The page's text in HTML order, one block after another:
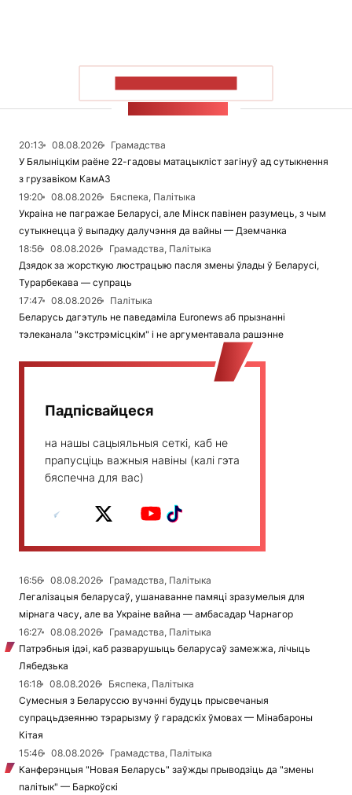
20:13 08.08.2026
Грамадства
У Бялыніцкім раёне 22-гадовы матацыкліст загінуў ад сутыкнення
з грузавіком КамАЗ
19:20
08.08.2026
Бяспека, Палітыка
Украіна не пагражае Беларусі, але Мінск павінен разумець, з чым
сутыкнецца ў выпадку далучэння да вайны — Дземчанка
18:56
08.08.2026
Грамадства, Палітыка
Дзядок за жорсткую люстрацыю пасля змены ўлады ў Беларусі,
Турарбекава — супраць
17:47
08.08.2026
Палітыка
Беларусь дагэтуль не паведаміла Euronews аб прызнанні
тэлеканала "экстрэмісцкім" і не аргументавала рашэнне
Падпісвайцеся
на нашы сацыяльныя сеткі, каб не
прапусціць важныя навіны (калі гэта
бяспечна для вас)
16:56 08.08.2026
Грамадства, Палітыка
Легалізацыя беларусаў, ушанаванне памяці зразумелыя для
мірнага часу, але ва Украіне вайна — амбасадар Чарнагор
16:27
08.08.2026
Грамадства, Палітыка
Патрэбныя ідэі, каб разварушыць беларусаў замежжа, лічыць
Лябедзька
16:18
08.08.2026
Бяспека, Палітыка
Сумесныя з Беларуссю вучэнні будуць прысвечаныя
супрацьдзеянню тэрарызму ў гарадскіх ўмовах — Мінабароны
Кітая
15:46
08.08.2026
Грамадства, Палітыка
Канферэнцыя "Новая Беларусь" заўжды прыводзіць да "змены
палітык" — Баркоўскі